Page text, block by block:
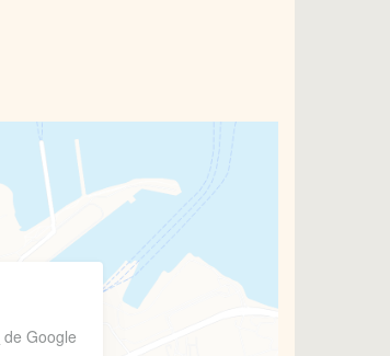
de Google